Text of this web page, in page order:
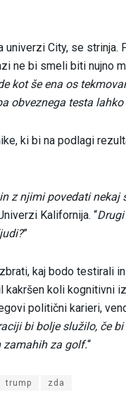
City, se strinja.
ne bi smeli biti nujno
kot še ena os
obveznega testa
ki bi na podlagi
z njimi povedati nekaj
Kalifornija. “
”
kaj bodo testirali
koli kognitivni
politični karieri,
bi bolje služilo, če
za golf.“
trump zda